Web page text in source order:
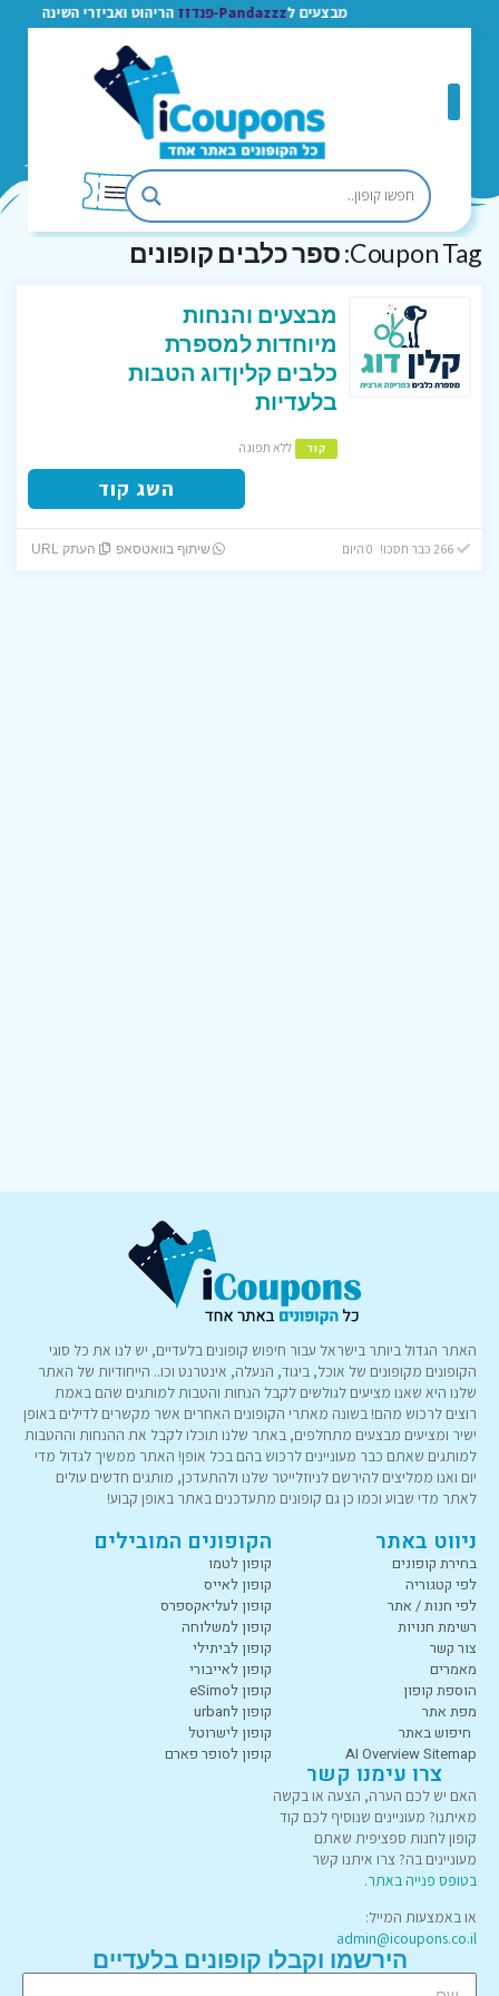
מבצעים ל Pandazzz-פנדזז הריהוט ואביזרי השינה
Coupon Tag: ספר כלבים קופונים
מבצעים והנחות
מיוחדות למספרת
כלבים קליןדוג הטבות
בלעדיות
קוד ללא תפוגה
השג קוד
266 כבר חסכו! 0 היום שיתוף בוואטסאפ העתק URL
האתר הגדול ביותר בישראל עבור חיפוש קופונים בלעדיים, יש לנו את כל סוגי
הקופונים מקופונים של אוכל, ביגוד, הנעלה, אינטרנט וכו.. הייחודיות של האתר
שלנו היא שאנו מציעים לגולשים לקבל הנחות והטבות למותגים שהם באמת
רוצים לרכוש מהם! בשונה מאתרי הקופונים האחרים אשר מקשרים לדילים באופן
ישיר ומציעים מבצעים מתחלפים, באתר שלנו תוכלו לקבל את ההנחות וההטבות
למותגים שאתם כבר מעוניינים לרכוש בהם בכל אופן! האתר ממשיך לגדול מדי
יום ואנו ממליצים להירשם לניוזלייטר שלנו ולהתעדכן, מותגים חדשים עולים
לאתר מדי שבוע וכמו כן גם קופונים מתעדכנים באתר באופן קבוע!
ניווט באתר
בחירת קופונים
לפי קטגוריה
לפי חנות / אתר
רשימת חנויות
צור קשר
מאמרים
הוספת קופון
מפת אתר
חיפוש באתר
AI Overview Sitemap
הקופונים המובילים
קופון לטמו
קופון לאייס
קופון לעליאקספרס
קופון למשלוחה
קופון לביתילי
קופון לאייבורי
קופון לeSimo
קופון לurban
קופון לישרוטל
קופון לסופר פארם
צרו עימנו קשר
האם יש לכם הערה, הצעה או בקשה
מאיתנו? מעוניינים שנוסיף לכם קוד
קופון לחנות ספציפית שאתם
מעוניינים בה? צרו איתנו קשר
בטופס פנייה באתר.
או באמצעות המייל:
admin@icoupons.co.il
הירשמו וקבלו קופונים בלעדיים